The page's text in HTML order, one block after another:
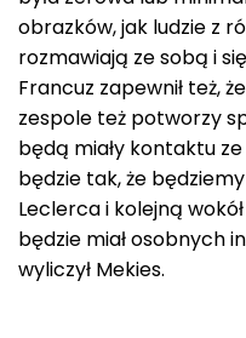
obrazków, jak ludzie z
rozmawiają ze sobą i
Francuz zapewnił też,
zespole też potworzy
będą miały kontaktu
będzie tak, że
Leclerca i kolejną
będzie miał osobnych
wyliczył Mekies.